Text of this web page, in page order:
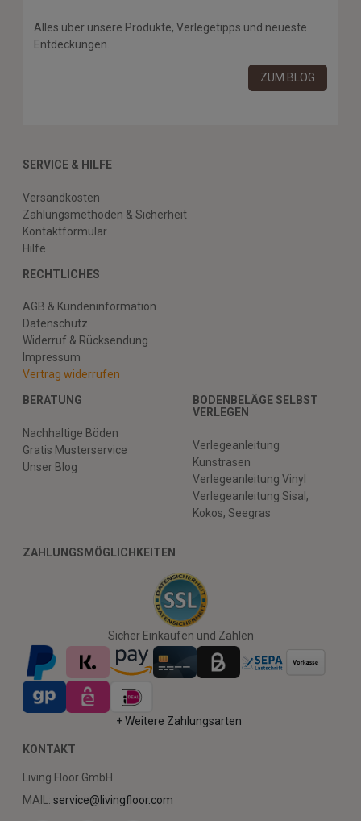
Alles über unsere Produkte, Verlegetipps und neueste
Entdeckungen.
ZUM BLOG
SERVICE & HILFE
Versandkosten
Zahlungsmethoden & Sicherheit
Kontaktformular
Hilfe
RECHTLICHES
AGB & Kundeninformation
Datenschutz
Widerruf & Rücksendung
Impressum
Vertrag widerrufen
BERATUNG
Nachhaltige Böden
Gratis Musterservice
Unser Blog
BODENBELÄGE SELBST
VERLEGEN
Verlegeanleitung
Kunstrasen
Verlegeanleitung Vinyl
Verlegeanleitung Sisal,
Kokos, Seegras
ZAHLUNGSMÖGLICHKEITEN
Sicher Einkaufen und Zahlen
+ Weitere Zahlungsarten
KONTAKT
Living Floor GmbH
MAIL: service@livingfloor.com